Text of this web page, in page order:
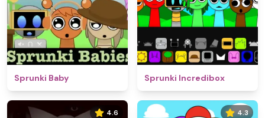
Sprunki Baby Sprunki Incredibox
4.6 4.3